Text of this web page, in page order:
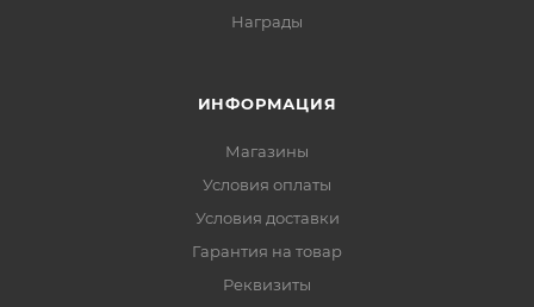
Награды
ИНФОРМАЦИЯ
Магазины
Условия оплаты
Условия доставки
Гарантия на товар
Реквизиты